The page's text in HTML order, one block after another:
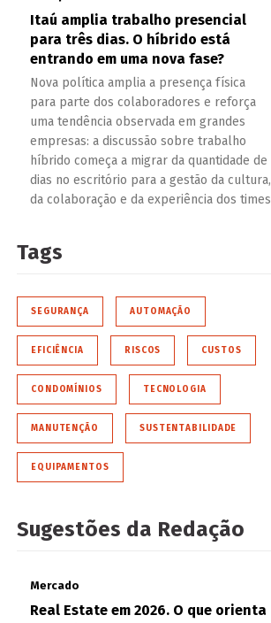
Itaú amplia trabalho presencial
para três dias. O híbrido está
entrando em uma nova fase?
Nova política amplia a presença física
para parte dos colaboradores e reforça
uma tendência observada em grandes
empresas: a discussão sobre trabalho
híbrido começa a migrar da quantidade de
dias no escritório para a gestão da cultura,
da colaboração e da experiência dos times
Tags
SEGURANÇA AUTOMAÇÃO
EFICIÊNCIA RISCOS CUSTOS
CONDOMÍNIOS TECNOLOGIA
MANUTENÇÃO SUSTENTABILIDADE
EQUIPAMENTOS
Sugestões da Redação
Mercado
Real Estate em 2026. O que orienta